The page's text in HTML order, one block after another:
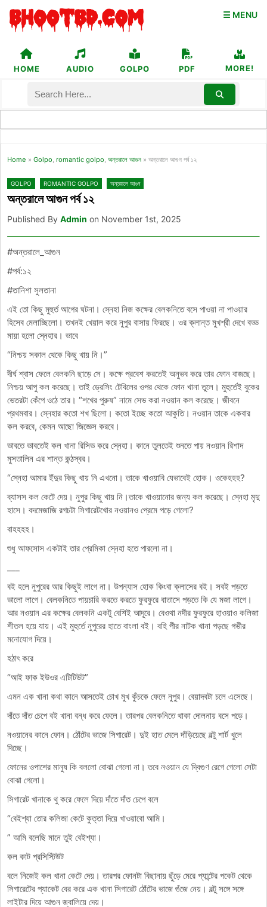
☰ MENU
HOME AUDIO GOLPO PDF MORE!
Home » Golpo, romantic golpo, অন্তরালে আগুন » অন্তরালে আগুন পর্ব ১২
GOLPO ROMANTIC GOLPO অন্তরালে আগুন
অন্তরালে আগুন পর্ব ১২
Published By Admin on November 1st, 2025
#অন্তরালে_আগুন
#পর্ব:১২
#তানিশা সুলতানা
এই তো কিছু মুহুর্ত আগের ঘটনা। স্নেহা নিজ কক্ষের বেলকনিতে বসে পাওয়া না পাওয়ার
হিসেব মেলাচ্ছিলো। তখনই খেয়াল করে নুপুর বাসায় ফিরছে। ওর ক্লান্ত মুখশ্রী দেখে বড্ড
মায়া হলো স্নেহার। ভাবে
“নিশ্চয় সকাল থেকে কিছু খায় নি।”
দীর্ঘ শ্বাস ফেলে বেলকনি ছাড়ে সে। কক্ষে প্রবেশ করতেই অনুভব করে তার ফোন বাজছে।
নিশ্চয় আপু কল করেছে। তাই ড্রেসিং টেবিলের ওপর থেকে ফোন খানা তুলে। মুহুর্তেই বুকের
ভেতরটা কেঁপে ওঠে তার। “শখের পুরুষ” নামে সেভ করা নওয়ান কল করেছে। জীবনে
প্রথমবার। স্নেহার কতো শখ ছিলো। কতো ইচ্ছে কতো আকুতি। নওয়ান তাকে একবার
কল করবে, কেমন আছো জিজ্ঞেস করবে।
ভাবতে ভাবতেই কল খানা রিসিভ করে স্নেহা। কানে তুলতেই শুনতে পায় নওয়ান রিশাদ
মুসতালিন এর শান্ত কন্ঠস্বর।
“স্নেহা আমার ইঁদুর কিছু খায় নি এখনো। তাকে খাওয়াবি যেভাবেই হোক। ওকেহহহ?
ব্যাসস কল কেটে দেয়। নুপুর কিছু খায় নি।তাকে খাওয়ানোর জন্য কল করেছে। স্নেহা মৃদু
হাসে। বদমেজাজি রগচটা সিগারেটখোর নওয়ানও প্রেমে পড়ে গেলো?
বাহহহহ।
শুধু আফসোস একটাই তার প্রেমিকা স্নেহা হতে পারলো না।
বই হলে নুপুরের আর কিছুই লাগে না। উপন্যাস হোক কিংবা ক্লাসের বই। সবই পড়তে
ভালো লাগে। বেলকনিতে পায়চারি করতে করতে ফুরফুরে বাতাসে পড়তে কি যে মজা লাগে।
আর নওয়ান এর কক্ষের বেলকনি একটু বেশিই আদূরে। বেওথা নদীর ফুরফুরে হাওয়াও কলিজা
শীতল হয়ে যায়। এই মুহুর্তে নুপুরের হাতে বাংলা বই। বহি পীর নাটক খানা পড়ছে গভীর
মনোযোগ দিয়ে।
হঠাৎ করে
“আই ফাক ইউওর এটিটিউট”
এমন এক খানা কথা কানে আসতেই চোখ মুখ কুঁচকে ফেলে নুপুর। বেয়াদবটা চলে এসেছে।
দাঁতে দাঁত চেপে বই খানা বন্ধ করে ফেলে। তারপর বেলকনিতে থাকা দোলনায় বসে পড়ে।
নওয়ানের কানে ফোন। ঠোঁটের ভাজে সিগারেট। দুই হাত মেলে দাঁড়িয়েছে বল্টু শার্ট খুলে
দিচ্ছে।
ফোনের ওপাশের মানুষ কি বললো বোঝা গেলো না। তবে নওয়ান যে দ্বিগুণ রেগে গেলো সেটা
বোঝা গেলো।
সিগারেট খানাকে থু করে ফেলে দিয়ে দাঁতে দাঁত চেপে বলে
“বেইশ্যা তোর কলিজা কেটে কুত্তা দিয়ে খাওয়াবো আমি।
” আমি বলেছি মানে তুই বেইশ্যা।
কল কাট প্রসিস্টিউট
বলে নিজেই কল খানা কেটে দেয়। তারপর ফোনটা বিছানায় ছুঁড়ে মেরে প্যান্টের পকেট থেকে
সিগারেটের প্যাকেট বের করে এক খানা সিগারেট ঠোঁটের ভাজে গুঁজে নেয়। বল্টু সঙ্গে সঙ্গে
লাইটার দিয়ে আগুন জ্বালিয়ে দেয়।